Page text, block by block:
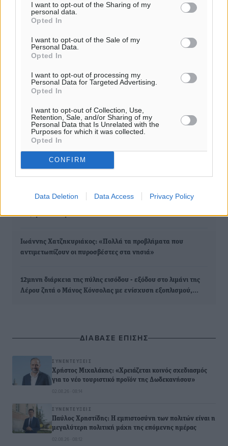
I want to opt-out of the Sharing of my
personal data.
Opted In
I want to opt-out of the Sale of my
Personal Data.
Opted In
I want to opt-out of processing my
Personal Data for Targeted Advertising.
Opted In
I want to opt-out of Collection, Use,
Retention, Sale, and/or Sharing of my
Personal Data that Is Unrelated with the
Purposes for which it was collected.
Opted In
CONFIRM
Data Deletion Data Access Privacy Policy
0
ΣΧΕΤΙΚΆ
θα δώσουμε και φέτος τον καλύτερό μας εαυτό, γιατί αυτό…
αυξημένη ετοιμότητα»
Ιωάννης Χατζηκυριάκος: «Πολλά τα προβλήματα που
αντιμετωπίζουν οι πυροσβέστες στα νησιά»
12μηνη διάρκεια της πύλης εισόδου - εξόδου στο λιμάνι της
Λέρου ζητά ο Μάνος Κόνσολας με ενίσχυση εξοπλισμού,…
ΔΙΑΒΑΣΕ ΕΠΙΣΗΣ
ΣΥΝΕΝΤΕΎΞΕΙΣ
Χρήστος Μιχαλάκης: «Χρειάζεται κοινός σχεδιασμός
για το νέο τουριστικό προϊόν της Δωδεκανήσου»
02.08.26 · 08:14
ΣΥΝΕΝΤΕΎΞΕΙΣ
Παύλος Χρηστίδης: Η εμπιστοσύνη των πολιτών είναι η
μεγαλύτερη πολιτική μάχη της επόμενης ημέρας
02.08.26 · 08:12